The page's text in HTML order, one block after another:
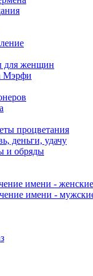
для женщин
Мэрфи
процветания
деньги, удачу
и обряды
имени -
имени -